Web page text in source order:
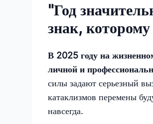
"Год
знак,
В 2025 году на
личной и
силы задают серьезный
катаклизмов перемены
навсегда.